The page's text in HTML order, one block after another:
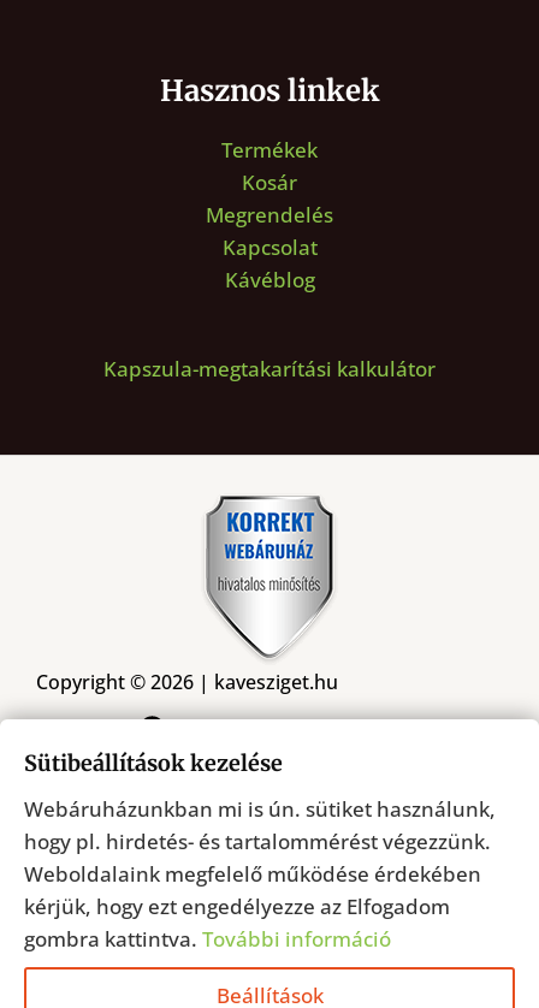
Hasznos linkek
Termékek
Kosár
Megrendelés
Kapcsolat
Kávéblog
Kapszula-megtakarítási kalkulátor
Copyright © 2026 | kavesziget.hu
Árukereső.hu
Sütibeállítások kezelése
Webáruházunkban mi is ún. sütiket használunk,
hogy pl. hirdetés- és tartalommérést végezzünk.
Weboldalaink megfelelő működése érdekében
kérjük, hogy ezt engedélyezze az Elfogadom
gombra kattintva. További információ
Beállítások